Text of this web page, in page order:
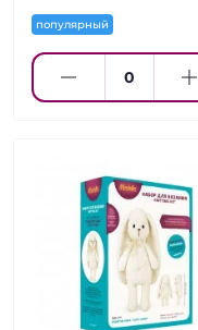
популярный